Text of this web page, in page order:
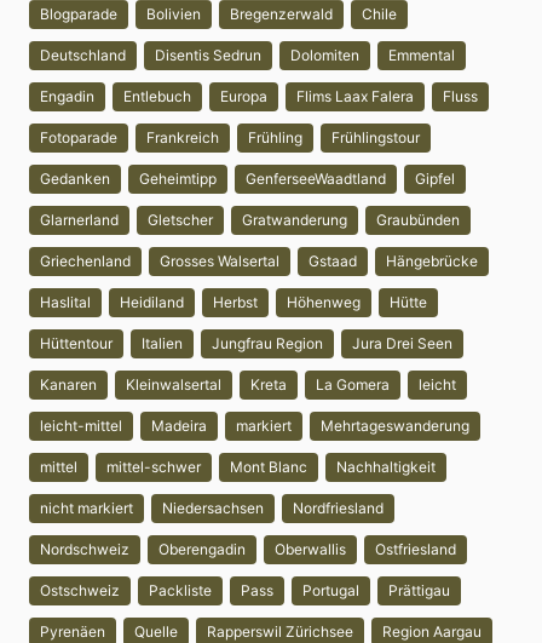
Blogparade Bolivien Bregenzerwald Chile
Deutschland Disentis Sedrun Dolomiten Emmental
Engadin Entlebuch Europa Flims Laax Falera Fluss
Fotoparade Frankreich Frühling Frühlingstour
Gedanken Geheimtipp GenferseeWaadtland Gipfel
Glarnerland Gletscher Gratwanderung Graubünden
Griechenland Grosses Walsertal Gstaad Hängebrücke
Haslital Heidiland Herbst Höhenweg Hütte
Hüttentour Italien Jungfrau Region Jura Drei Seen
Kanaren Kleinwalsertal Kreta La Gomera leicht
leicht-mittel Madeira markiert Mehrtageswanderung
mittel mittel-schwer Mont Blanc Nachhaltigkeit
nicht markiert Niedersachsen Nordfriesland
Nordschweiz Oberengadin Oberwallis Ostfriesland
Ostschweiz Packliste Pass Portugal Prättigau
Pyrenäen Quelle Rapperswil Zürichsee Region Aargau